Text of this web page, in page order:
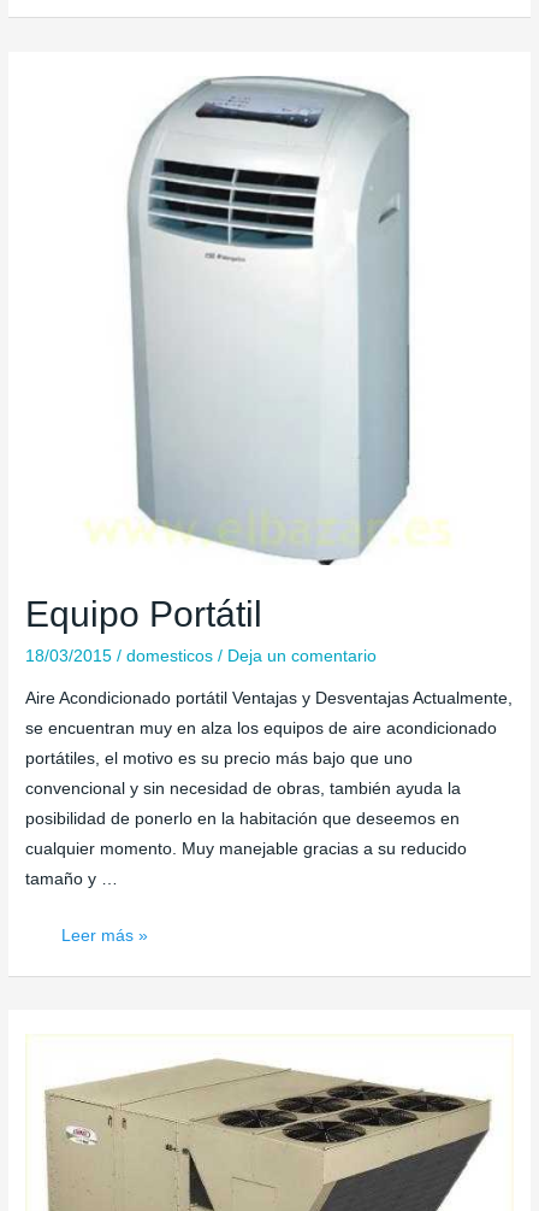
Equipo Portátil
18/03/2015 /domesticos / Deja un comentario
Aire Acondicionado portátil Ventajas y Desventajas Actualmente,
se encuentran muy en alza los equipos de aire acondicionado
portátiles, el motivo es su precio más bajo que uno
convencional y sin necesidad de obras, también ayuda la
posibilidad de ponerlo en la habitación que deseemos en
cualquier momento. Muy manejable gracias a su reducido
tamaño y …
Equipo
Leer más »